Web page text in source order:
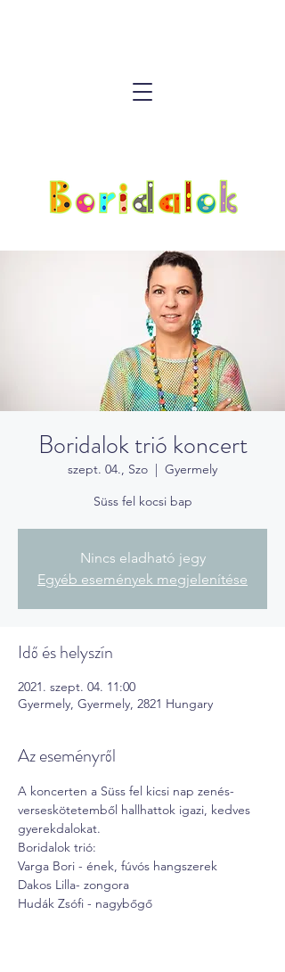
Boridalok trió koncert
szept. 04., Szo
  |
Gyermely
Süss fel kocsi bap
Nincs eladható jegy
Egyéb események megjelenítése
Idő és helyszín
2021. szept. 04. 11:00
Gyermely, Gyermely, 2821 Hungary
Az eseményről
A koncerten a Süss fel kicsi nap zenés-
verseskötetemből hallhattok igazi, kedves
gyerekdalokat.
Boridalok trió:
Varga Bori - ének, fúvós hangszerek
Dakos Lilla- zongora
Hudák Zsófi - nagybőgő